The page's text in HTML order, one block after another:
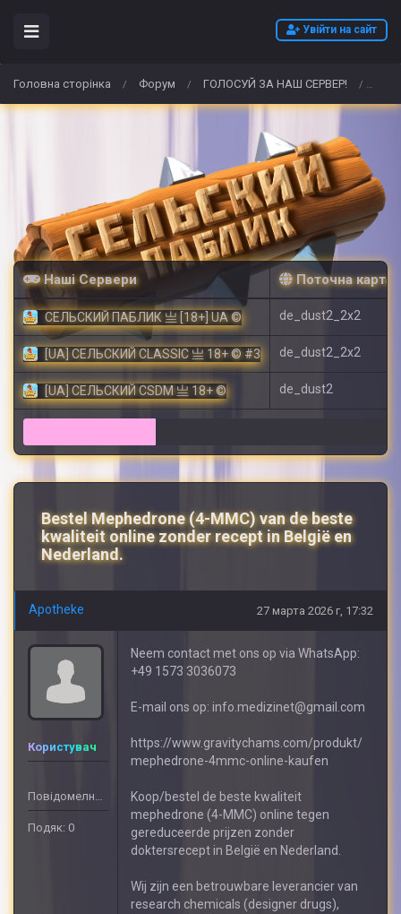
Увійти на сайт
Головна сторінка / Форум / ГОЛОСУЙ ЗА НАШ СЕРВЕР! /
Наші Сервери Поточна карта
СЕЛЬСКИЙ ПАБЛИК 亗 [18+] UA © de_dust2_2x2
[UA] СЕЛЬСКИЙ CLASSIC 亗 18+ © #3 de_dust2_2x2
[UA] СЕЛЬСКИЙ CSDM 亗 18+ © de_dust2
Bestel Mephedrone (4-MMC) van de beste
kwaliteit online zonder recept in België en
Nederland.
Apotheke 27 марта 2026 г, 17:32
Користувач
Повідомелнь: 408
Подяк: 0
Neem contact met ons op via WhatsApp:
+49 1573 3036073
E-mail ons op: info.medizinet@gmail.com
https://www.gravitychams.com/produkt/
mephedrone-4mmc-online-kaufen
Koop/bestel de beste kwaliteit
mephedrone (4-MMC) online tegen
gereduceerde prijzen zonder
doktersrecept in België en Nederland.
Wij zijn een betrouwbare leverancier van
research chemicals (designer drugs),